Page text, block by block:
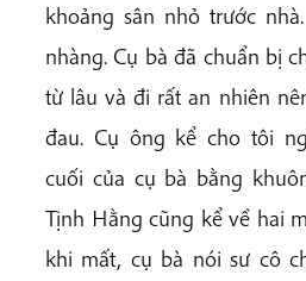
khoảng sân nhỏ trước
nhàng. Cụ bà đã chuẩn bị
từ lâu và đi rất an nhiên
đau. Cụ ông kể cho tôi
cuối của cụ bà bằng
Tịnh Hằng cũng kể về hai
khi mất, cụ bà nói sư cô